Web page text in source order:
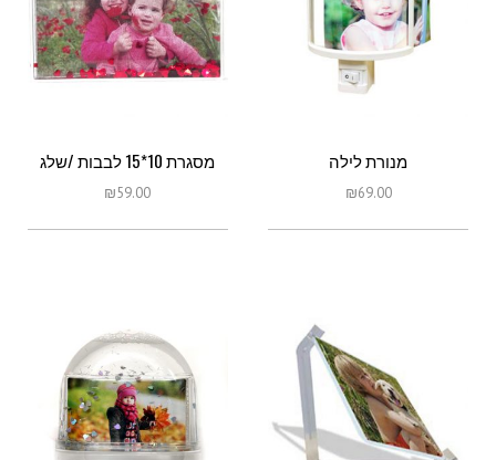
מנורת לילה
₪69.00
מסגרת 10*15 לבבות /שלג
₪59.00